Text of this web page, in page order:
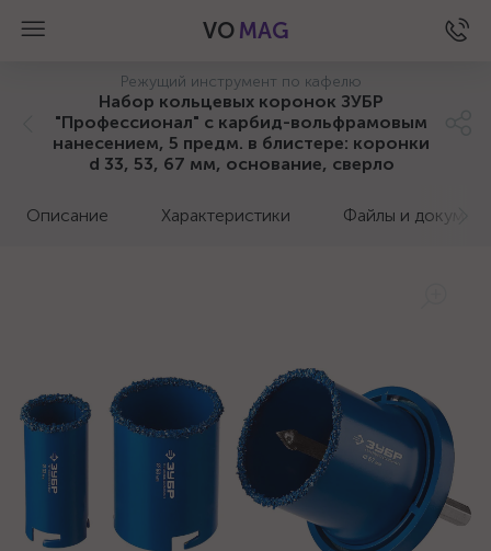
VO MAG
Режущий инструмент по кафелю
Набор кольцевых коронок ЗУБР
"Профессионал" c карбид-вольфрамовым
нанесением, 5 предм. в блистере: коронки
d 33, 53, 67 мм, основание, сверло
Описание Характеристики Файлы и